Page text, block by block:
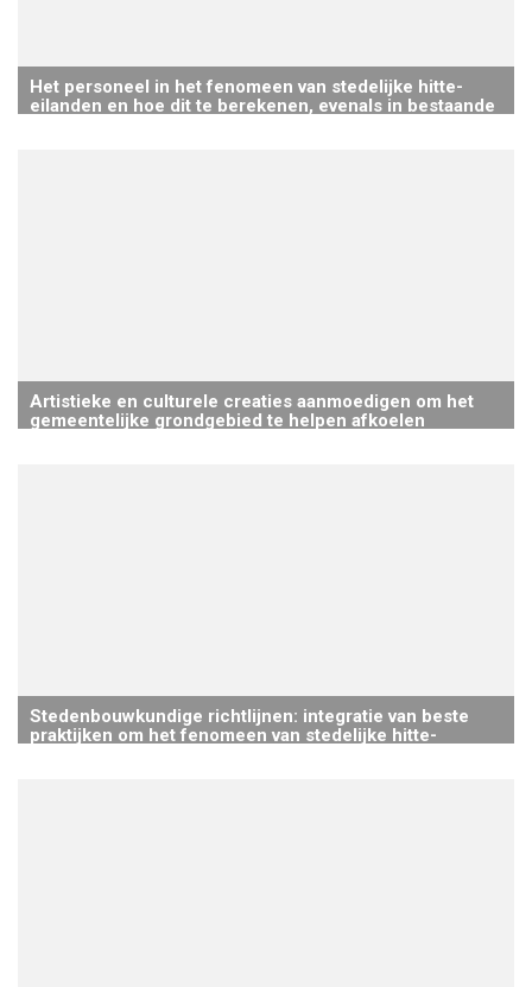
Het personeel in het fenomeen van stedelijke hitte-
eilanden en hoe dit te berekenen, evenals in bestaande
Artistieke en culturele creaties aanmoedigen om het
gemeentelijke grondgebied te helpen afkoelen
Stedenbouwkundige richtlijnen: integratie van beste
praktijken om het fenomeen van stedelijke hitte-